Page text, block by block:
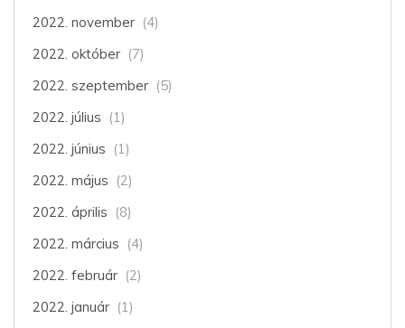
2022. november (4)
2022. október (7)
2022. szeptember (5)
2022. július (1)
2022. június (1)
2022. május (2)
2022. április (8)
2022. március (4)
2022. február (2)
2022. január (1)